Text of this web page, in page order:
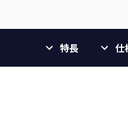
特長 仕